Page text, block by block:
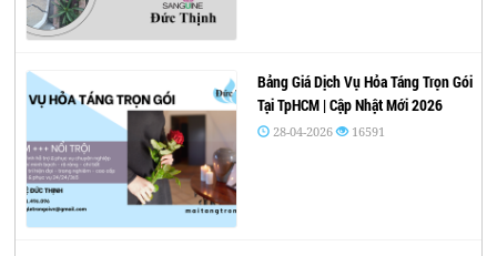
Bảng Giá Dịch Vụ Hỏa Táng Trọn Gói
Tại TpHCM | Cập Nhật Mới 2026
28-04-2026 16591